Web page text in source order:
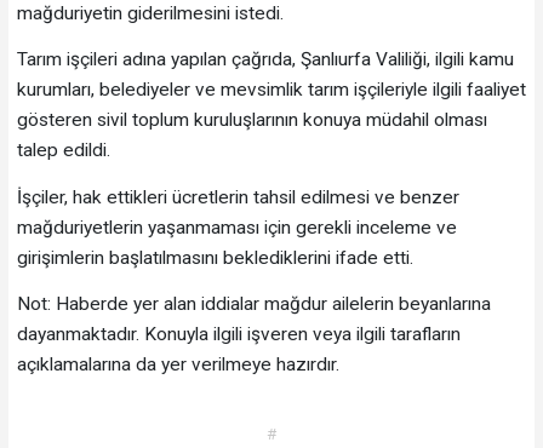
mağduriyetin giderilmesini istedi.
Tarım işçileri adına yapılan çağrıda, Şanlıurfa Valiliği, ilgili kamu
kurumları, belediyeler ve mevsimlik tarım işçileriyle ilgili faaliyet
gösteren sivil toplum kuruluşlarının konuya müdahil olması
talep edildi.
İşçiler, hak ettikleri ücretlerin tahsil edilmesi ve benzer
mağduriyetlerin yaşanmaması için gerekli inceleme ve
girişimlerin başlatılmasını beklediklerini ifade etti.
Not: Haberde yer alan iddialar mağdur ailelerin beyanlarına
dayanmaktadır. Konuyla ilgili işveren veya ilgili tarafların
açıklamalarına da yer verilmeye hazırdır.
#